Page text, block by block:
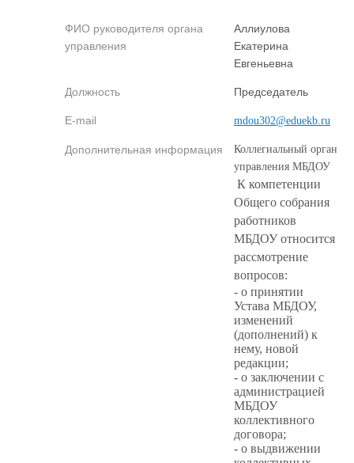
ФИО руководителя органа
управления
Аллиулова
Екатерина
Евгеньевна
Должность Председатель
E-mail mdou302@eduekb.ru
Дополнительная информация
Коллегиальный орган
управления МБДОУ
К компетенции
Общего собрания
работников
МБДОУ относится
рассмотрение
вопросов:
- о принятии
Устава МБДОУ,
изменений
(дополнений) к
нему, новой
редакции;
- о заключении с
администрацией
МБДОУ
коллективного
договора;
- о выдвижении